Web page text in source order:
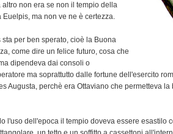
altro non era se non il tempio della
Euelpis, ma non ve ne è certezza.
sta per ben sperato, cioè la Buona
come dire un felice futuro, cosa che
dipendeva dai consoli o
ma soprattutto dalle fortune dell'esercito
Augusta, perchè era Ottaviano che permetteva
l'uso dell'epoca il tempio doveva essere esastilo